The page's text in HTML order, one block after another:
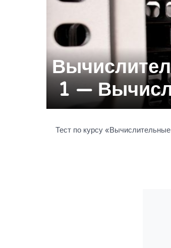
1 —
Тест по курсу